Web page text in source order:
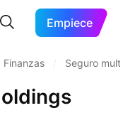
Empiece
Finanzas Seguro